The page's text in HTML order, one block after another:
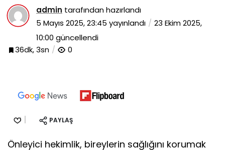
admin tarafından hazırlandı
5 Mayıs 2025, 23:45 yayınlandı
23 Ekim 2025,
10:00 güncellendi
36dk, 3sn
0
PAYLAŞ
Önleyici hekimlik, bireylerin sağlığını korumak